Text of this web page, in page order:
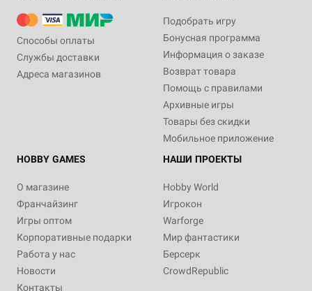
Способы оплаты
Службы доставки
Адреса магазинов
Подобрать игру
Бонусная программа
Информация о заказе
Возврат товара
Помощь с правилами
Архивные игры
Товары без скидки
Мобильное приложение
HOBBY GAMES
О магазине
Франчайзинг
Игры оптом
Корпоративные подарки
Работа у нас
Новости
Контакты
НАШИ ПРОЕКТЫ
Hobby World
Игрокон
Warforge
Мир фантастики
Берсерк
CrowdRepublic